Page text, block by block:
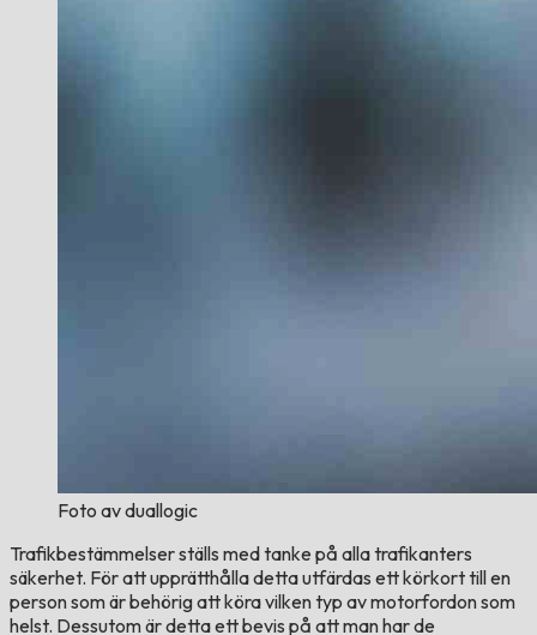
Foto av duallogic
Trafikbestämmelser ställs med tanke på alla trafikanters
säkerhet. För att upprätthålla detta utfärdas ett körkort till en
person som är behörig att köra vilken typ av motorfordon som
helst. Dessutom är detta ett bevis på att man har de